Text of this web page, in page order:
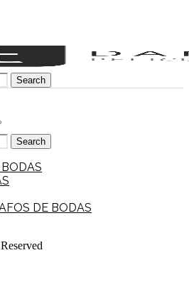
Search
Search
DE BODAS